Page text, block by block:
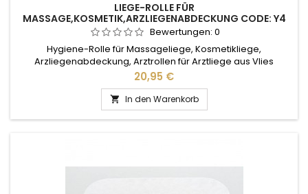
LIEGE-ROLLE FÜR
MASSAGE,KOSMETIK,ARZLIEGENABDECKUNG CODE: Y4
Bewertungen: 0
Hygiene-Rolle für Massageliege, Kosmetikliege,
Arzliegenabdeckung, Arztrollen für Arztliege aus Vlies
Preis
20,95 €
 In den Warenkorb